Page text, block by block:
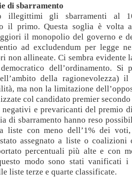
di sbarramento
illegittimi gli sbarramenti al
il primo. Questa soglia è volta
il monopolio del governo e
ad excludendum per legge
non allineate. Ci sembra evidente
dell’ordinamento. Si
della ragionevolezza)
ma non la limitazione
col candidato premier
e prevaricanti del premio
di sbarramento hanno reso
liste con meno dell’1% dei voti,
assegnato a liste o coalizioni
percentuali più alte e con
modo sono stati vanificati i
liste terze e quarte classificate.